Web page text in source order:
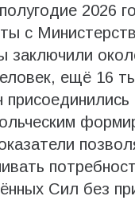
2026
с
заключили
ещё 16
присоединились
Сил без